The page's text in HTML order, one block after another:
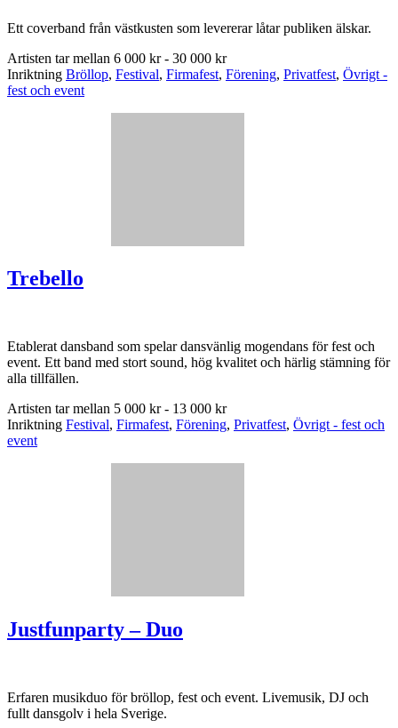
Ett coverband från västkusten som levererar låtar publiken älskar.
Artisten tar mellan 6 000 kr - 30 000 kr
Inriktning Bröllop, Festival, Firmafest, Förening, Privatfest, Övrigt -
fest och event
Trebello
Etablerat dansband som spelar dansvänlig mogendans för fest och
event. Ett band med stort sound, hög kvalitet och härlig stämning för
alla tillfällen.
Artisten tar mellan 5 000 kr - 13 000 kr
Inriktning Festival, Firmafest, Förening, Privatfest, Övrigt - fest och
event
Justfunparty – Duo
Erfaren musikduo för bröllop, fest och event. Livemusik, DJ och
fullt dansgolv i hela Sverige.